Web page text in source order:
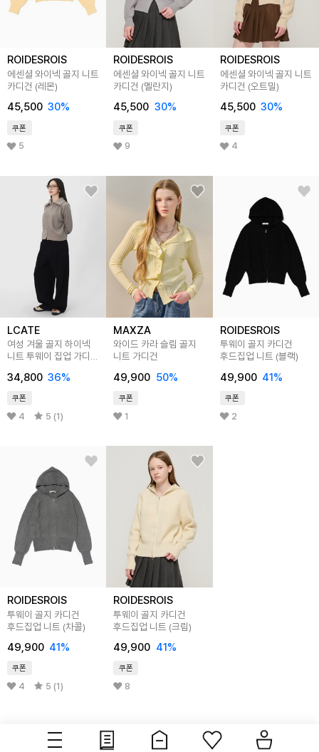
ROIDESROIS
에센셜 와이넥 골지 니트
카디건 (레몬)
45,500 30%
쿠폰
5
ROIDESROIS
에센셜 와이넥 골지 니트
카디건 (멜란지)
45,500 30%
쿠폰
9
ROIDESROIS
에센셜 와이넥 골지 니트
카디건 (오트밀)
45,500 30%
쿠폰
4
LCATE
여성 겨울 골지 하이넥
니트 투웨이 집업 가디건
34,800 36%
쿠폰
4 5 (1)
MAXZA
와이드 카라 슬림 골지
니트 가디건
49,900 50%
쿠폰
1
ROIDESROIS
투웨이 골지 카디건
후드집업 니트 (블랙)
49,900 41%
쿠폰
2
ROIDESROIS
투웨이 골지 카디건
후드집업 니트 (차콜)
49,900 41%
쿠폰
4 5 (1)
ROIDESROIS
투웨이 골지 카디건
후드집업 니트 (크림)
49,900 41%
쿠폰
8